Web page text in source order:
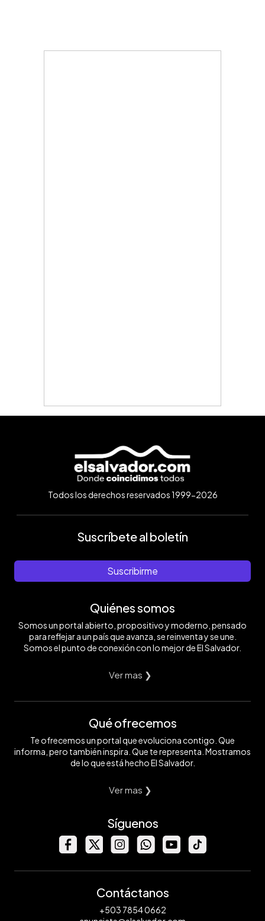
Todos los derechos reservados 1999-2026
Suscríbete al boletín
Suscribirme
Quiénes somos
Somos un portal abierto, propositivo y moderno, pensado
para reflejar a un país que avanza, se reinventa y se une.
Somos el punto de conexión con lo mejor de El Salvador.
Ver mas ❯
Qué ofrecemos
Te ofrecemos un portal que evoluciona contigo. Que
informa, pero también inspira. Que te representa. Mostramos
de lo que está hecho El Salvador.
Ver mas ❯
Síguenos
Contáctanos
+503 7854 0662